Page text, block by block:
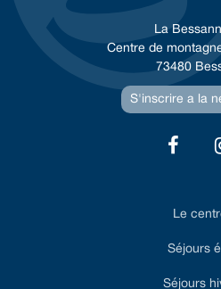
La
Centre de
73480
S'inscrire a la
Le
Séjours
Séjours